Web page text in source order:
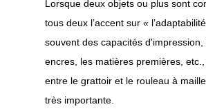
Lorsque deux objets ou plus sont
tous deux l’accent sur «
souvent des capacités
encres, les matières premières,
entre le grattoir et le rouleau à
très importante.